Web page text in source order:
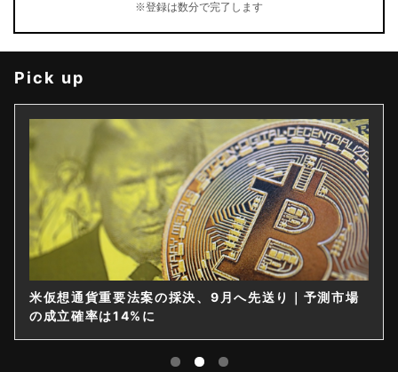
※登録は数分で完了します
Pick up
米仮想通貨重要法案の採決、9月へ先送り｜予測市場
の成立確率は14%に